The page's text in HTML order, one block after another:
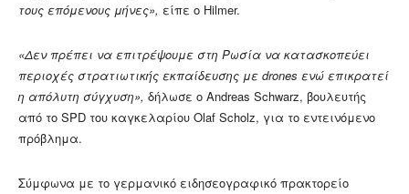
τους επόμενους μήνες», είπε ο Hilmer.
«Δεν πρέπει να επιτρέψουμε στη Ρωσία να κατασκοπεύει
περιοχές στρατιωτικής εκπαίδευσης με drones ενώ επικρατεί
η απόλυτη σύγχυση», δήλωσε ο Andreas Schwarz, βουλευτής
από το SPD του καγκελαρίου Olaf Scholz, για το εντεινόμενο
πρόβλημα.
Σύμφωνα με το γερμανικό ειδησεογραφικό πρακτορείο